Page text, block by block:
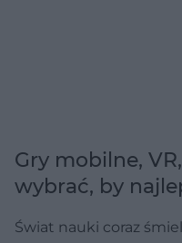
Gry mobilne,
wybrać, by
Świat nauki coraz